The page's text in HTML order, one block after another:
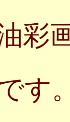
彩
す